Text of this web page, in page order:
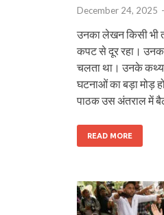
December 24, 2025 -
उनका लेखन किसी भी
कपट से दूर रहा।
चलता था। उनके कथ्य में
घटनाओं का बड़ा मोड़
पाठक उस अंतराल में
READ MORE